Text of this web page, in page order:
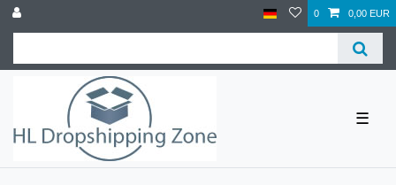
0 0,00 EUR
☰